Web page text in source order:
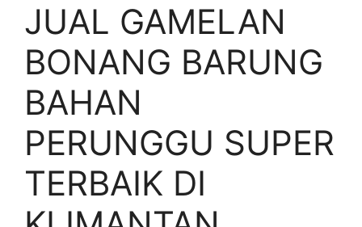
JUAL GAMELAN
BONANG BARUNG
BAHAN
PERUNGGU SUPER
TERBAIK DI